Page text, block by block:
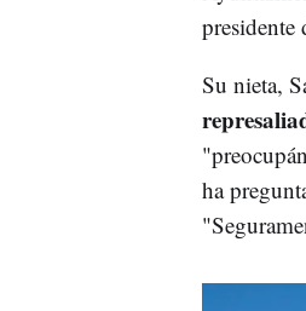
presidente
Su nieta,
ha